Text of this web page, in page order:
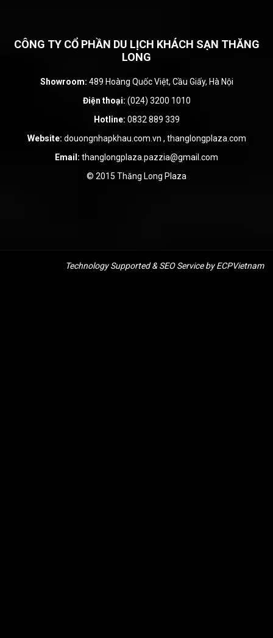
CÔNG TY CỔ PHẦN DU LỊCH KHÁCH SẠN THĂNG
LONG
Showroom: 489 Hoàng Quốc Việt, Cầu Giấy, Hà Nội
Điện thoại: (024) 3200 1010
Hotline: 0832 889 339
Website: douongnhapkhau.com.vn , thanglongplaza.com
Email: thanglongplaza.pazzia@gmail.com
© 2015 Thăng Long Plaza
Technology Supported & SEO Serviceby ECPVietnam